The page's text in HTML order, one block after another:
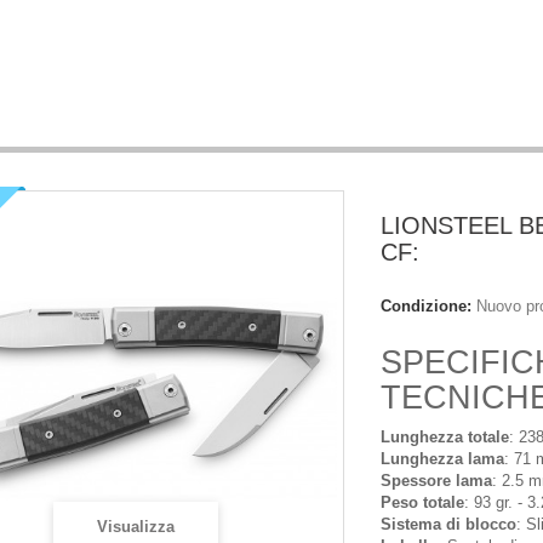
Visualizza
LIONSTEEL
CF:
Condizione: Nuovo
Lunghezza totale:
Lunghezza lama: 71
Spessore lama: 2.5
Peso totale: 93 gr. -
Sistema di blocco: